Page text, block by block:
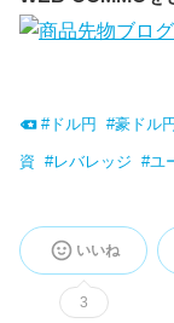
#ドル円 #豪ドル
資 #レバレッジ #ユ
いいね
3